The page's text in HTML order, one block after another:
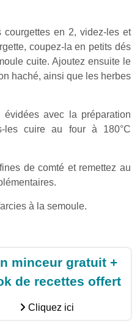
courgettes en 2, videz-les et
coupez-la en petits dés
cuite. Ajoutez ensuite le
haché, ainsi que les herbes
évidées avec la préparation
les cuire au four à 180°C
de comté et remettez au
à la semoule.
minceur gratuit +
de recettes offert
Cliquez ici